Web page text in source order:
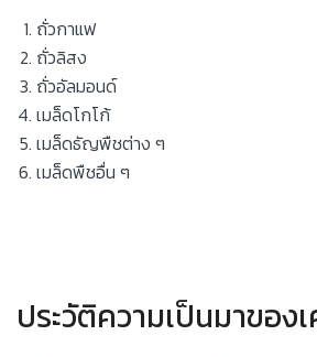
ถั่วกาแฟ
ถั่วลิสง
ถั่วอัลมอนด์
เมล็ดโกโก้
เมล็ดธัญพืชต่าง ๆ
เมล็ดพืชอื่น ๆ
ประวัติความเป็นมาของ